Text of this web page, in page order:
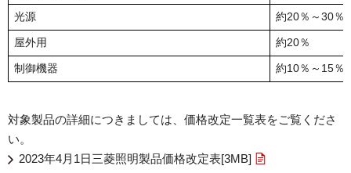
光源 約20％～30％
屋外用 約20％
制御機器 約10％～15％
対象製品の詳細につきましては、価格改定一覧表をご覧くださ
い。
2023年4月1日三菱照明製品価格改定表[3MB]